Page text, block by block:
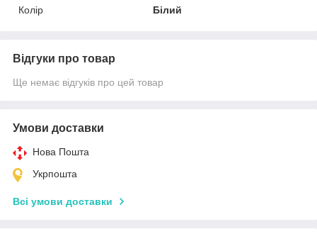
Колір
Білий
Відгуки про товар
Ще немає відгуків про цей товар
Умови доставки
Нова Пошта
Укрпошта
Всі умови доставки